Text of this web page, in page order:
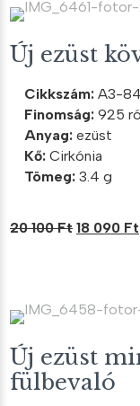
100 Ft.
Új ezüst
Cikkszám: A3-
Finomság: 925
Anyag: ezüst
Kő: Cirkónia
Tömeg: 3.4 g
20 100Ft Original
100 Ft.
18 090 Ft
Új ezüst
fülbevaló